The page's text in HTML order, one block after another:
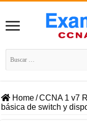
Buscar:
Home/CCNA 1 v7
básica de switch y